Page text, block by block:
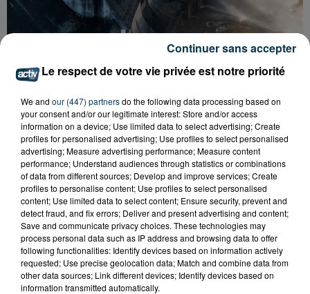
CYANOBACTÉRIES : LE PRÉFÊT PREND UN
Le respect de votre vie privée est notre priorité
We and our (447) partnersdo the following data processing based on
your consent and/or our legitimate interest: Store and/or access
information on a device; Use limited data to select advertising; Create
profiles for personalised advertising; Use profiles to select personalised
advertising; Measure advertising performance; Measure content
performance; Understand audiences through statistics or combinations
of data from different sources; Develop and improve services; Create
profiles to personalise content; Use profiles to select personalised
content; Use limited data to select content; Ensure security, prevent and
detect fraud, and fix errors; Deliver and present advertising and content;
Save and communicate privacy choices. These technologies may
process personal data such as IP address and browsing data to offer
following functionalities: Identify devices based on information actively
requested; Use precise geolocation data; Match and combine data from
other data sources; Link different devices; Identify devices based on
information transmitted automatically.
Continuer sans accepter